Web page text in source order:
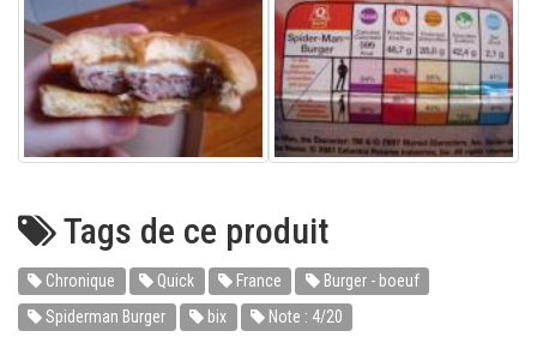
Tags de ce produit
Chronique Quick France
Burger - boeuf
Spiderman Burger
bix Note : 4/20